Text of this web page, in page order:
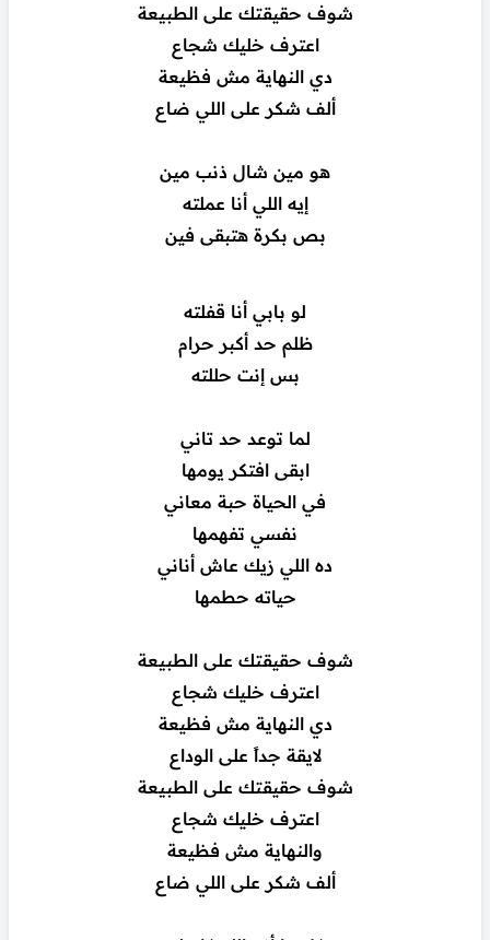
شوف حقيقتك على الطبيعة
اعترف خليك شجاع
دي النهاية مش فظيعة
ألف شكر على اللي ضاع
هو مين شال ذنب مين
إيه اللي أنا عملته
بص بكرة هتبقى فين
لو بابي أنا قفلته
ظلم حد أكبر حرام
بس إنت حللته
لما توعد حد تاني
ابقى افتكر يومها
في الحياة حبة معاني
نفسي تفهمها
ده اللي زيك عاش أناني
حياته حطمها
شوف حقيقتك على الطبيعة
اعترف خليك شجاع
دي النهاية مش فظيعة
لايقة جداً على الوداع
شوف حقيقتك على الطبيعة
اعترف خليك شجاع
والنهاية مش فظيعة
ألف شكر على اللي ضاع